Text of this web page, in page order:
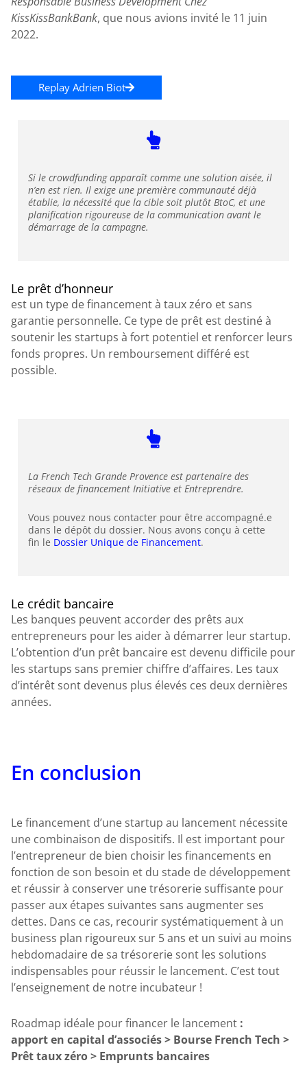
KissKissBankBank, que nous avions invité le 11 juin
2022.
Replay Adrien Biot
Si le crowdfunding apparaît comme une solution aisée, il
n’en est rien. Il exige une première communauté déjà
établie, la nécessité que la cible soit plutôt BtoC, et une
planification rigoureuse de la communication avant le
démarrage de la campagne.
Le prêt d’honneur
est un type de financement à taux zéro et sans
garantie personnelle. Ce type de prêt est destiné à
soutenir les startups à fort potentiel et renforcer leurs
fonds propres. Un remboursement différé est
possible.
La French Tech Grande Provence est partenaire des
réseaux de financement Initiative et Entreprendre.
Vous pouvez nous contacter pour être accompagné.e
dans le dépôt du dossier. Nous avons conçu à cette
fin le Dossier Unique de Financement.
Le crédit bancaire
Les banques peuvent accorder des prêts aux
entrepreneurs pour les aider à démarrer leur startup.
L’obtention d’un prêt bancaire est devenu difficile pour
les startups sans premier chiffre d’affaires. Les taux
d’intérêt sont devenus plus élevés ces deux dernières
années.
En conclusion
Le financement d’une startup au lancement nécessite
une combinaison de dispositifs. Il est important pour
l’entrepreneur de bien choisir les financements en
fonction de son besoin et du stade de développement
et réussir à conserver une trésorerie suffisante pour
passer aux étapes suivantes sans augmenter ses
dettes. Dans ce cas, recourir systématiquement à un
business plan rigoureux sur 5 ans et un suivi au moins
hebdomadaire de sa trésorerie sont les solutions
indispensables pour réussir le lancement. C’est tout
l’enseignement de notre incubateur !
Roadmap idéale pour financer le lancement :
apport en capital d’associés > Bourse French Tech >
Prêt taux zéro > Emprunts bancaires